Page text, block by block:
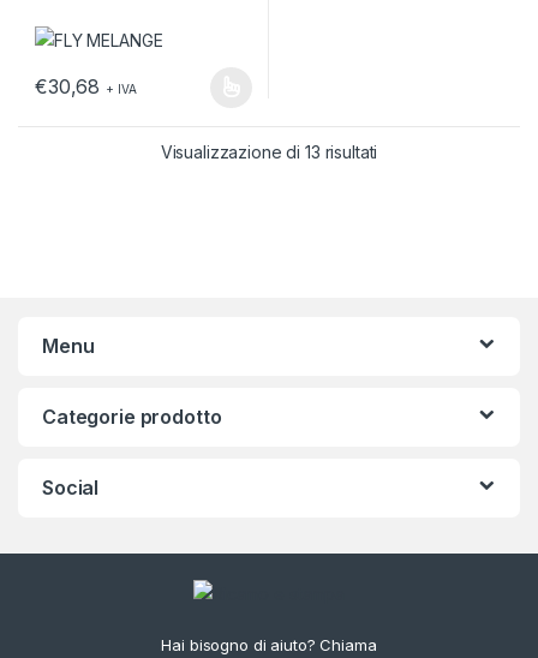
€30,68 + IVA
Questo prodotto ha più varianti. Le opzioni possono essere
Visualizzazione di 13 risultati
Menu
Categorie prodotto
Social
Hai bisogno di aiuto? Chiama